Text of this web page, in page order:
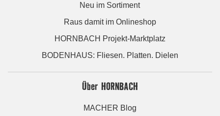
Neu im Sortiment
Raus damit im Onlineshop
HORNBACH Projekt-Marktplatz
BODENHAUS: Fliesen. Platten. Dielen
Über HORNBACH
MACHER Blog